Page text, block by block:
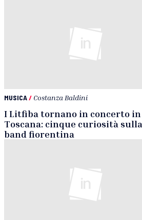
MUSICA/ Costanza Baldini
I Litfiba tornano in concerto in
Toscana: cinque curiosità sulla
band fiorentina